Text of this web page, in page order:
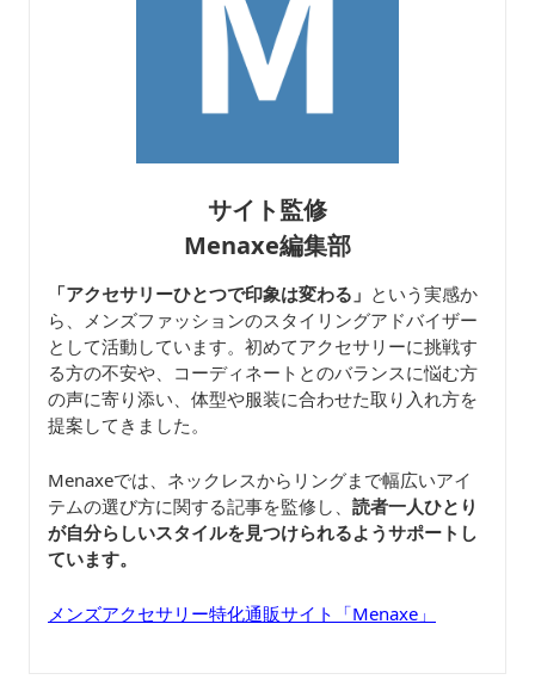
サイト監修
Menaxe編集部
「アクセサリーひとつで印象は変わる」 という実感か
ら、メンズファッションのスタイリングアドバイザー
として活動しています。初めてアクセサリーに挑戦す
る方の不安や、コーディネートとのバランスに悩む方
の声に寄り添い、体型や服装に合わせた取り入れ方を
提案してきました。
Menaxeでは、ネックレスからリングまで幅広いアイ
テムの選び方に関する記事を監修し、 読者一人ひとり
が自分らしいスタイルを見つけられるようサポートし
ています。
メンズアクセサリー特化通販サイト「Menaxe」